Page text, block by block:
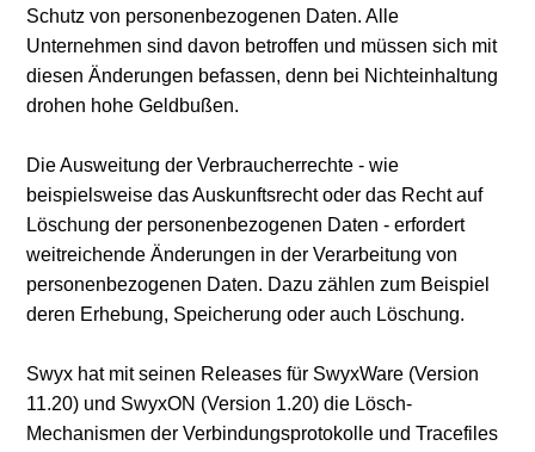
Schutz von personenbezogenen Daten. Alle
Unternehmen sind davon betroffen und müssen sich mit
diesen Änderungen befassen, denn bei Nichteinhaltung
drohen hohe Geldbußen.
Die Ausweitung der Verbraucherrechte - wie
beispielsweise das Auskunftsrecht oder das Recht auf
Löschung der personenbezogenen Daten - erfordert
weitreichende Änderungen in der Verarbeitung von
personenbezogenen Daten. Dazu zählen zum Beispiel
deren Erhebung, Speicherung oder auch Löschung.
Swyx hat mit seinen Releases für SwyxWare (Version
11.20) und SwyxON (Version 1.20) die Lösch-
Mechanismen der Verbindungsprotokolle und Tracefiles